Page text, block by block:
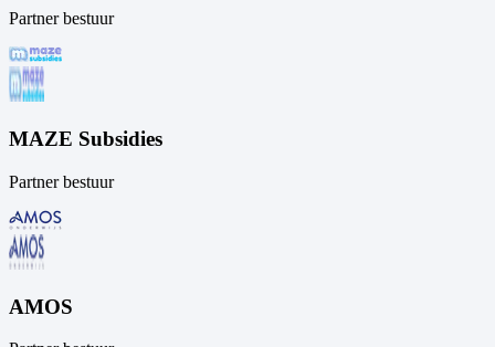
Partner bestuur
MAZE Subsidies
Partner bestuur
AMOS